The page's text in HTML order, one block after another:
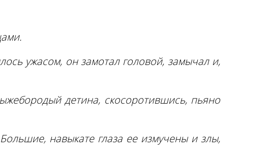
ужасом, он замотал головой, замычал и,
детина, скосоротившись, пьяно
навыкате глаза ее измучены и злы,